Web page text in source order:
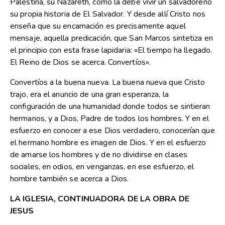
su propia historia de El Salvador. Y desde allí Cristo nos
enseña que su encarnación es precisamente aquel
mensaje, aquella predicación, que San Marcos sintetiza en
el principio con esta frase lapidaria: «El tiempo ha llegado.
El Reino de Dios se acerca. Convertíos».
Convertíos a la buena nueva. La buena nueva que Cristo
trajo, era el anuncio de una gran esperanza, la
configuración de una humanidad donde todos se sintieran
hermanos, y a Dios, Padre de todos los hombres. Y en el
esfuerzo en conocer a ese Dios verdadero, conocerían que
el hermano hombre es imagen de Dios. Y en el esfuerzo
de amarse los hombres y de no dividirse en clases
sociales, en odios, en venganzas, en ese esfuerzo, el
hombre también se acerca a Dios.
LA IGLESIA, CONTINUADORA DE LA OBRA DE
JESUS